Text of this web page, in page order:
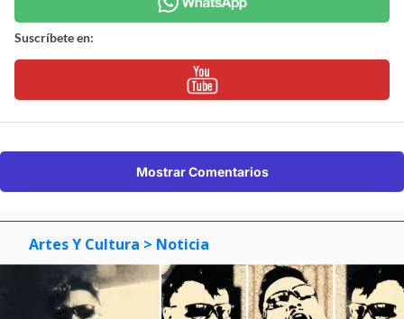
Suscríbete en:
Mostrar Comentarios
Artes Y Cultura > Noticia